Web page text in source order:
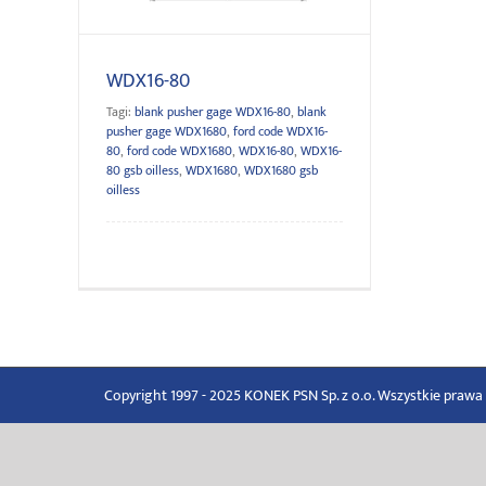
WDX16-80
Tagi: blank pusher gage WDX16-80, blank
pusher gage WDX1680, ford code WDX16-
80, ford code WDX1680, WDX16-80, WDX16-
80 gsb oilless, WDX1680, WDX1680 gsb
oilless
Copyright 1997 - 2025 KONEK PSN Sp. z o.o. Wszystkie